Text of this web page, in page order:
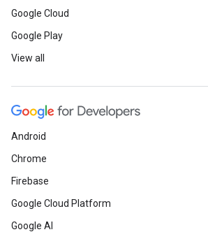
Google Cloud
Google Play
View all
Android
Chrome
Firebase
Google Cloud Platform
Google AI